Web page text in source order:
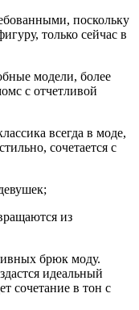
поскольку
только сейчас в
модели, более
с отчетливой
всегда в моде,
сочетается с
из
брюк моду.
идеальный
сочетание в тон с